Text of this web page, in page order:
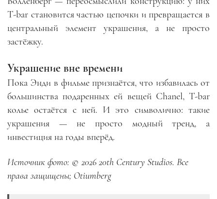
T-bar становится частью цепочки и превращается в
центральный элемент украшения, а не просто
застёжку.
Украшение вне времени
Пока Энди в фильме признаётся, что избавилась от
большинства подаренных ей вещей Chanel, T-bar
колье остаётся с ней. И это символично: такие
украшения — не просто модный тренд, а
инвестиция на годы вперёд.
Источник фото: © 2026 20th Century Studios. Все
права защищены; Otiumberg